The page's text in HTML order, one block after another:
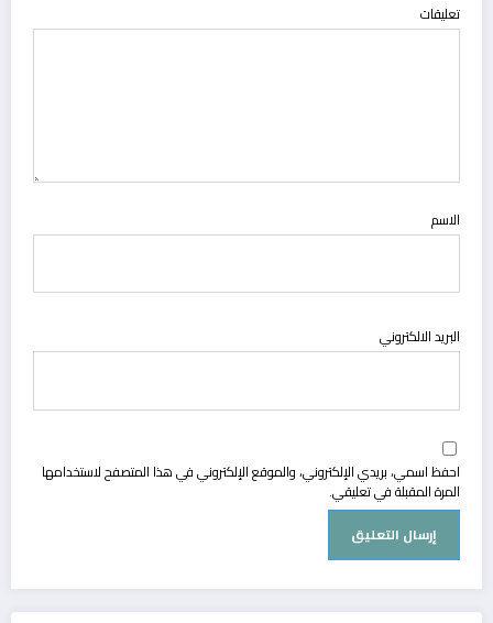
تعليقات
الاسم
البريد الالكتروني
احفظ اسمي، بريدي الإلكتروني، والموقع الإلكتروني في هذا المتصفح لاستخدامها
المرة المقبلة في تعليقي.